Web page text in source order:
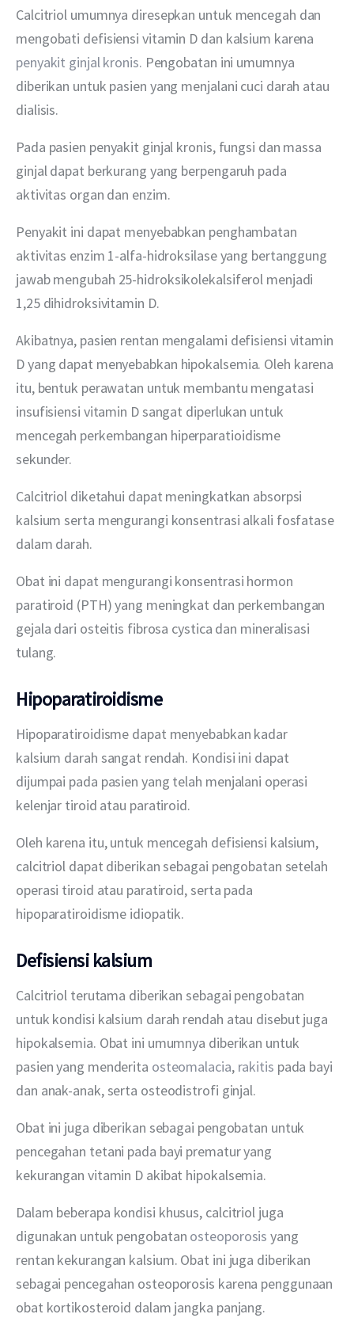
Calcitriol umumnya diresepkan untuk mencegah dan
mengobati defisiensi vitamin D dan kalsium karena
penyakit ginjal kronis. Pengobatan ini umumnya
diberikan untuk pasien yang menjalani cuci darah atau
dialisis.
Pada pasien penyakit ginjal kronis, fungsi dan massa
ginjal dapat berkurang yang berpengaruh pada
aktivitas organ dan enzim.
Penyakit ini dapat menyebabkan penghambatan
aktivitas enzim 1-alfa-hidroksilase yang bertanggung
jawab mengubah 25-hidroksikolekalsiferol menjadi
1,25 dihidroksivitamin D.
Akibatnya, pasien rentan mengalami defisiensi vitamin
D yang dapat menyebabkan hipokalsemia. Oleh karena
itu, bentuk perawatan untuk membantu mengatasi
insufisiensi vitamin D sangat diperlukan untuk
mencegah perkembangan hiperparatioidisme
sekunder.
Calcitriol diketahui dapat meningkatkan absorpsi
kalsium serta mengurangi konsentrasi alkali fosfatase
dalam darah.
Obat ini dapat mengurangi konsentrasi hormon
paratiroid (PTH) yang meningkat dan perkembangan
gejala dari osteitis fibrosa cystica dan mineralisasi
tulang.
Hipoparatiroidisme
Hipoparatiroidisme dapat menyebabkan kadar
kalsium darah sangat rendah. Kondisi ini dapat
dijumpai pada pasien yang telah menjalani operasi
kelenjar tiroid atau paratiroid.
Oleh karena itu, untuk mencegah defisiensi kalsium,
calcitriol dapat diberikan sebagai pengobatan setelah
operasi tiroid atau paratiroid, serta pada
hipoparatiroidisme idiopatik.
Defisiensi kalsium
Calcitriol terutama diberikan sebagai pengobatan
untuk kondisi kalsium darah rendah atau disebut juga
hipokalsemia. Obat ini umumnya diberikan untuk
pasien yang menderita osteomalacia, rakitis pada bayi
dan anak-anak, serta osteodistrofi ginjal.
Obat ini juga diberikan sebagai pengobatan untuk
pencegahan tetani pada bayi prematur yang
kekurangan vitamin D akibat hipokalsemia.
Dalam beberapa kondisi khusus, calcitriol juga
digunakan untuk pengobatan osteoporosis yang
rentan kekurangan kalsium. Obat ini juga diberikan
sebagai pencegahan osteoporosis karena penggunaan
obat kortikosteroid dalam jangka panjang.